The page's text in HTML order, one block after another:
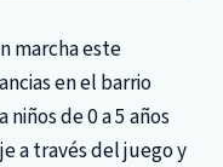
marcha este
en el barrio
de 0 a 5 años
a través del juego y